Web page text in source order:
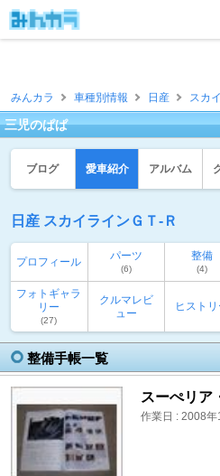
みんカラ 車種別情報 日産 スカ
三児のぱぱ
ブログ 愛車紹介 アルバム
日産 スカイラインＧＴ‐Ｒ
プロフィール パーツ
(6)
整備
(4)
フォトギャラ
リー
(27)
クルマレビ
ュー
ヒストリ
整備手帳一覧
スーぺリア
作業日 : 2008年